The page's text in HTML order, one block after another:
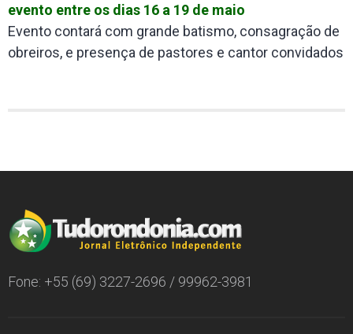
evento entre os dias 16 a 19 de maio
Evento contará com grande batismo, consagração de
obreiros, e presença de pastores e cantor convidados
Fone: +55 (69) 3227-2696 / 99962-3981